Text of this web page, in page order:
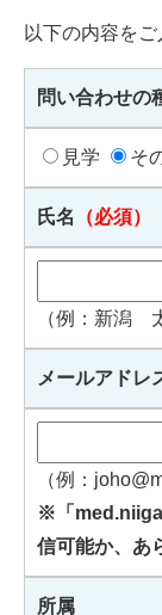
以下の内容をご
問い合わせの
見学 そ
氏名 （必須）
（例：新潟
メールアドレ
（例：
※「
信可能か、あ
所属